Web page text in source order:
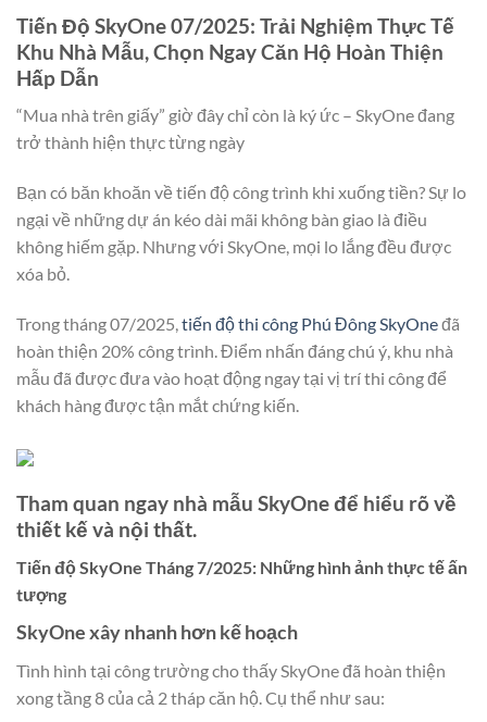
Tiến Độ SkyOne 07/2025: Trải Nghiệm Thực Tế
Khu Nhà Mẫu, Chọn Ngay Căn Hộ Hoàn Thiện
Hấp Dẫn
“Mua nhà trên giấy” giờ đây chỉ còn là ký ức – SkyOne đang
trở thành hiện thực từng ngày
Bạn có băn khoăn về tiến độ công trình khi xuống tiền? Sự lo
ngại về những dự án kéo dài mãi không bàn giao là điều
không hiếm gặp. Nhưng với SkyOne, mọi lo lắng đều được
xóa bỏ.
Trong tháng 07/2025, tiến độ thi công Phú Đông SkyOneđã
hoàn thiện 20% công trình. Điểm nhấn đáng chú ý, khu nhà
mẫu đã được đưa vào hoạt động ngay tại vị trí thi công để
khách hàng được tận mắt chứng kiến.
Tham quan ngay nhà mẫu SkyOne để hiểu rõ về
thiết kế và nội thất.
Tiến độ SkyOne Tháng 7/2025: Những hình ảnh thực tế ấn
tượng
SkyOne xây nhanh hơn kế hoạch
Tình hình tại công trường cho thấy SkyOne đã hoàn thiện
xong tầng 8 của cả 2 tháp căn hộ. Cụ thể như sau: